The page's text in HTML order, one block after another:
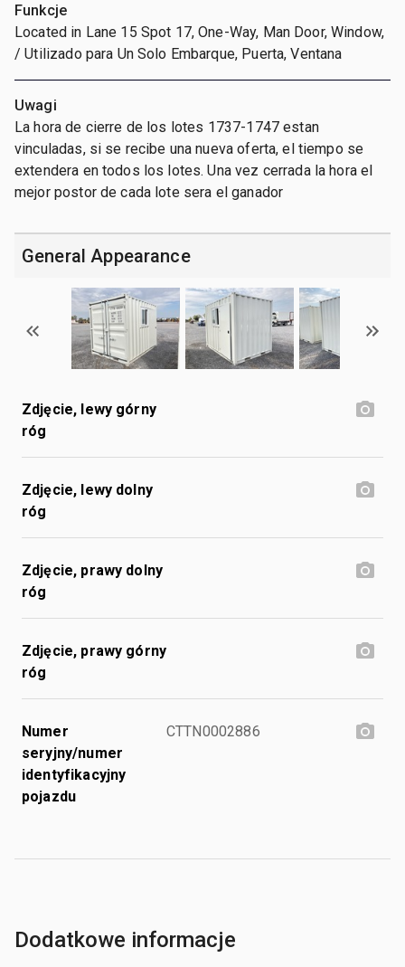
Funkcje
Located in Lane 15 Spot 17, One-Way, Man Door, Window,
/ Utilizado para Un Solo Embarque, Puerta, Ventana
Uwagi
La hora de cierre de los lotes 1737-1747 estan
vinculadas, si se recibe una nueva oferta, el tiempo se
extendera en todos los lotes. Una vez cerrada la hora el
mejor postor de cada lote sera el ganador
General Appearance
Zdjęcie, lewy górny
róg
Zdjęcie, lewy dolny
róg
Zdjęcie, prawy dolny
róg
Zdjęcie, prawy górny
róg
Numer
seryjny/numer
identyfikacyjny
pojazdu
CTTN0002886
Dodatkowe informacje